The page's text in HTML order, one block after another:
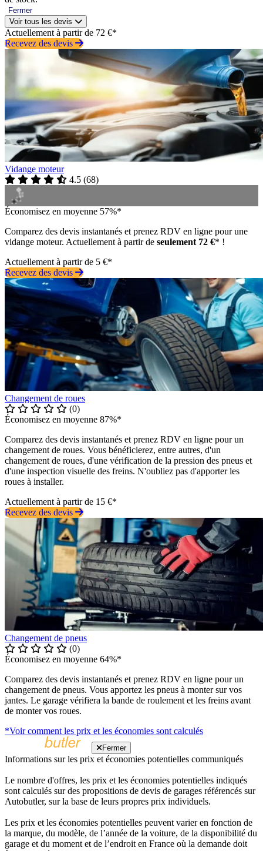
Fermer
Voir tous les devis
Actuellement à partir de 72 €*
Recevez des devis
Vidange moteur
4.5 (68)
Économisez en moyenne 57%*
Comparez des devis instantanés et prenez RDV en ligne pour une
vidange moteur. Actuellement à partir de seulement 72 €* !
Actuellement à partir de 5 €*
Recevez des devis
Changement de roues
(0)
Économisez en moyenne 87%*
Comparez des devis instantanés et prenez RDV en ligne pour un
changement de roues. Vous bénéficierez, entre autres, d'un
changement de roues, d'une vérification de la pression des pneus et
d'une inspection visuelle des freins. N'oubliez pas d'apporter les
roues à installer.
Actuellement à partir de 15 €*
Recevez des devis
Changement de pneus
(0)
Économisez en moyenne 64%*
Comparez des devis instantanés et prenez RDV en ligne pour un
changement de pneus. Vous apportez les pneus à monter sur vos
jantes. Le garage vérifiera la bande de roulement et les freins avant
de monter vos roues.
*Voir comment les prix et les économies sont calculés
Fermer
Informations sur les prix et économies potentielles communiqués
Le nombre d'offres, les prix et les économies potentielles indiqués
sont calculés sur des propositions de devis de garages référencés sur
Autobutler, sur la base de leurs propres prix individuels.
Les prix et les économies potentielles peuvent varier en fonction de
la marque, du modèle, de l’année de la voiture, de la disponibilité du
garage et du moment et de l’endroit en France où la demande doit